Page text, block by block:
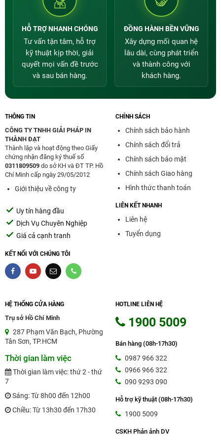
quy định của từng sản phẩm.
Liên Hệ Ngay Với Thành Đạt
Cần tư vấn máy in Epson C5790, chọn loại mực
phù hợp hoặc báo giá nhanh? Gọi ngay cho
Thành Đạt để được hỗ trợ.
Tổng đài: 1900 5009
Gọi đặt mua: 0966 966 322
Tư vấn: 0987 966 322
HỖ TRỢ NHANH CHÓNG
Tư vấn tận tâm, hỗ trợ
kỹ thuật kịp thời, giải
quyết mọi vấn đề trước
và sau bán hàng.
ĐỒNG HÀNH BỀN VỮNG
Xây dựng mối quan hệ
lâu dài, cùng phát triển
và thành công với
khách hàng.
THÔNG TIN
CÔNG TY TNHH GIẢI PHÁP IN
THÀNH ĐẠT
Thành lập và hoạt động theo Giấy
chứng nhận đăng ký thuế số
0311809509 do sở KH và ĐT TP. Hồ
Chí Minh cấp ngày 29/05/2012
Giới thiệu về công ty
Uy tín hàng đầu
Dịch Vụ Chuyên Nghiệp
Giá cả cạnh tranh
KẾT NỐI VỚI CHÚNG TÔI
CHÍNH SÁCH
Chính sách bảo hành
Chính sách đổi trả
Chính sách bảo mật
Chính sách Giao hàng
Hình thức thanh toán
LIÊN KẾT NHANH
Liên hệ
Tuyển dụng
HỆ THỐNG CỬA HÀNG
Trụ sở Hồ Chí Minh
287 Phạm Văn Bạch, Phường
Tân Sơn, TP.HCM
Thời gian làm việc
Thời gian làm việc: thứ 2 - thứ
7
Sáng: Từ 8h00 đến 12h00
Chiều: Từ 13h30 đến 17h30
HOTLINE LIÊN HỆ
1900 5009
Bán hàng (08h-17h30)
0987 966 322
0966 966 322
090 9293 090
Hỗ trợ kỹ thuật (08h-17h30)
1900 5009
CSKH Phản ảnh DV